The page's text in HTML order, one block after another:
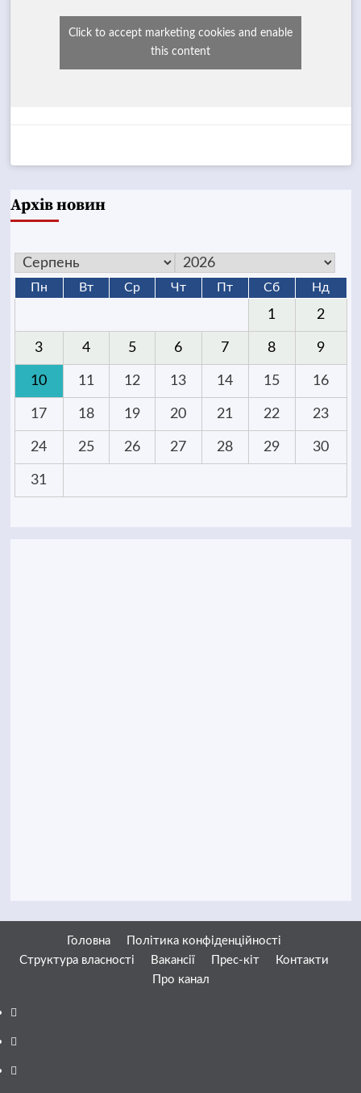
Click to accept marketing cookies and enable
this content
Архів новин
Пн Вт Ср Чт Пт Сб Нд
1 2
3 4 5 6 7 8 9
10 11 12 13 14 15 16
17 18 19 20 21 22 23
24 25 26 27 28 29 30
31
Головна
Політика конфіденційності
Структура власності
Вакансії Прес-кіт
Контакти
Про канал
Facebook
YouTube
Telegram